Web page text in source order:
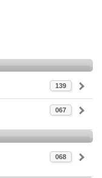
139
067
068